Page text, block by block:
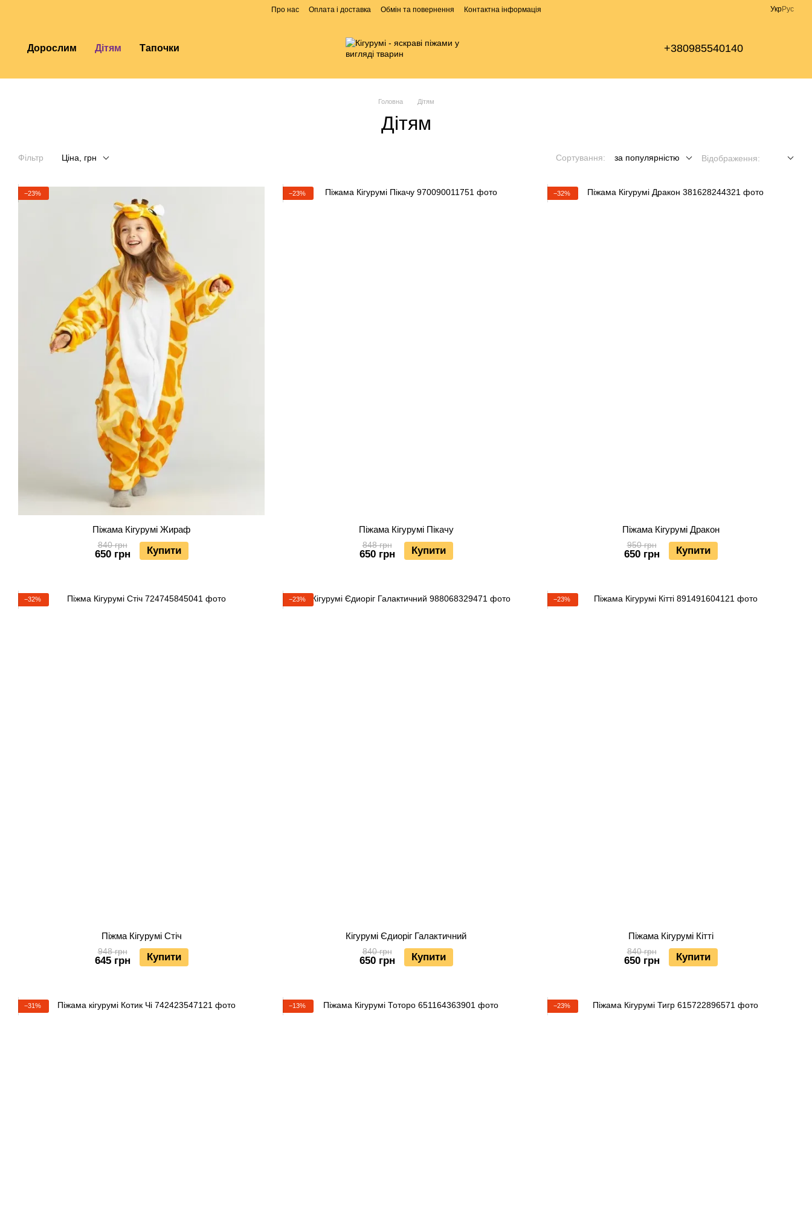
Про нас Оплата і доставка Обмін та повернення Контактна інформація УкрРус
Дорослим Дітям Тапочки +380985540140
Головна Дітям
Дітям
Фільтр Ціна, грн Сортування: за популярністю Відображення:
−23%
Піжама Кігурумі Жираф
840 грн
650 грн Купити
−23%
Піжама Кігурумі Пікачу
848 грн
650 грн Купити
−32%
Піжама Кігурумі Дракон
950 грн
650 грн Купити
−32%
Піжма Кігурумі Стіч
948 грн
645 грн Купити
−23%
Кігурумі Єдиоріг Галактичний
840 грн
650 грн Купити
−23%
Піжама Кігурумі Кітті
840 грн
650 грн Купити
−31% −13% −23%